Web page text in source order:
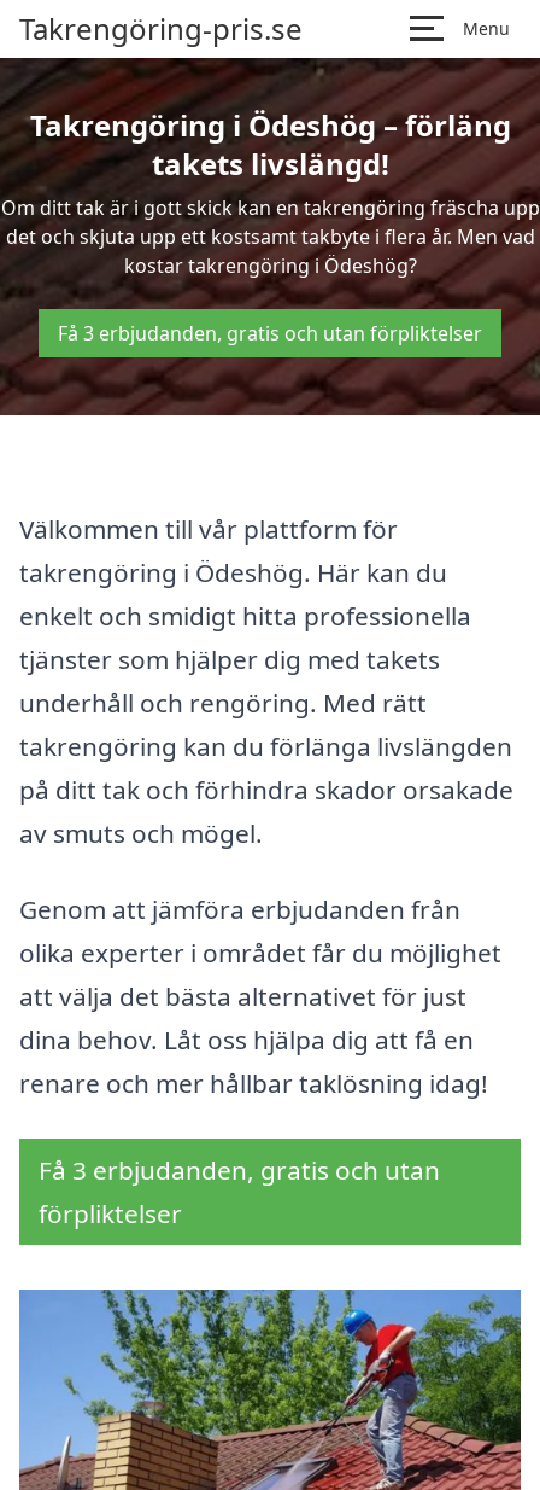
Takrengöring-pris.se Menu
Takrengöring i Ödeshög – förläng
takets livslängd!
Om ditt tak är i gott skick kan en takrengöring fräscha upp
det och skjuta upp ett kostsamt takbyte i flera år. Men vad
kostar takrengöring i Ödeshög?
Få 3 erbjudanden, gratis och utan förpliktelser
Välkommen till vår plattform för
takrengöring i Ödeshög. Här kan du
enkelt och smidigt hitta professionella
tjänster som hjälper dig med takets
underhåll och rengöring. Med rätt
takrengöring kan du förlänga livslängden
på ditt tak och förhindra skador orsakade
av smuts och mögel.
Genom att jämföra erbjudanden från
olika experter i området får du möjlighet
att välja det bästa alternativet för just
dina behov. Låt oss hjälpa dig att få en
renare och mer hållbar taklösning idag!
Få 3 erbjudanden, gratis och utan
förpliktelser